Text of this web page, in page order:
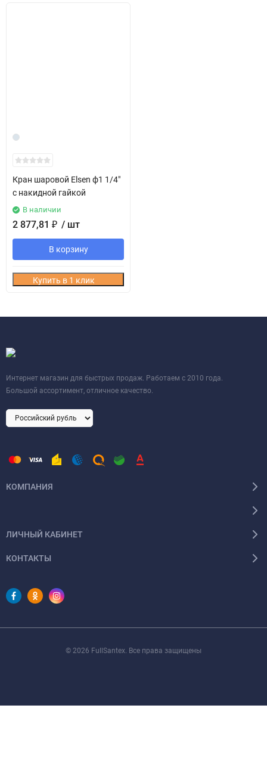
Кран шаровой Elsen ф1 1/4"
с накидной гайкой
В наличии
2 877,81 ₽ / шт
В корзину
Купить в 1 клик
Интернет магазин для быстрых продаж. Работаем с 2010 года.
Большой ассортимент, отличное качество.
КОМПАНИЯ
ЛИЧНЫЙ КАБИНЕТ
КОНТАКТЫ
© 2026 FullSantex. Все права защищены